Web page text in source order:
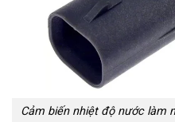
Cảm biến nhiệt độ nước làm